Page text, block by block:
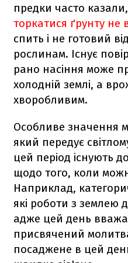
предки часто
торкатися ґрунту не
спить і не готовий
рослинам. Існує
рано насіння може
холодній землі, а
хворобливим.
Особливе значення
який передує
цей період існують
щодо того, коли
Наприклад,
які роботи з землею
адже цей день
присвячений
посаджене в цей